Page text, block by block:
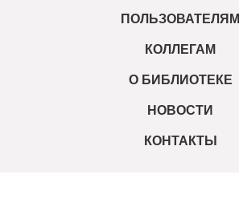
ПОЛЬЗОВАТЕЛЯМ
КОЛЛЕГАМ
О БИБЛИОТЕКЕ
НОВОСТИ
КОНТАКТЫ